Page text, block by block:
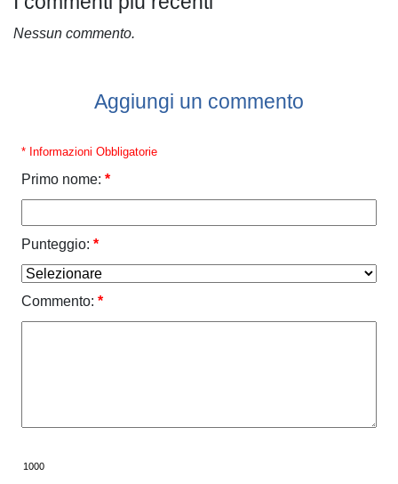
Nessun commento.
Aggiungi un commento
* Informazioni Obbligatorie
Primo nome: *
Punteggio: *
Commento: *